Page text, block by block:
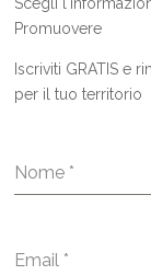
Promuovere
Iscriviti GRATIS e
per il tuo territorio
Nome *
Email *